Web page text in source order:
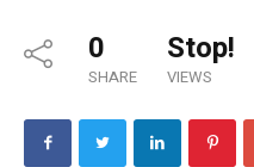
0
SHARE
Stop!
VIEWS